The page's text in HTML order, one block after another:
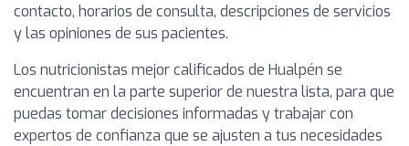
contacto, horarios de consulta, descripciones de servicios
y las opiniones de sus pacientes.
Los nutricionistas mejor calificados de Hualpén se
encuentran en la parte superior de nuestra lista, para que
puedas tomar decisiones informadas y trabajar con
expertos de confianza que se ajusten a tus necesidades